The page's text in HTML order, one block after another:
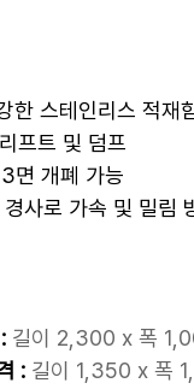
한 스테인리스 적재
프트 및 덤프
면 개폐 가능
사로 가속 및 밀림
길이 2,300 x 폭
: 길이 1,350 x 폭